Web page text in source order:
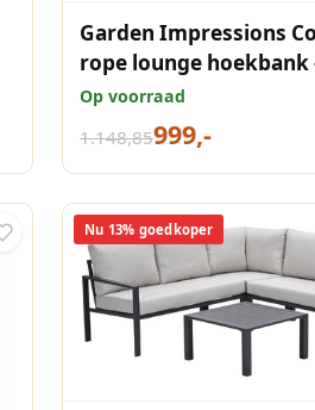
Garden Impressions
rope lounge hoekbank
valley sand
Op voorraad
1.148,85999,-
Nu 13% goedkoper